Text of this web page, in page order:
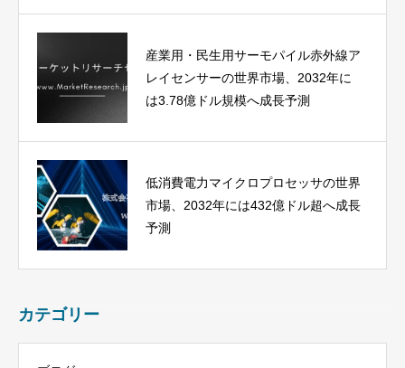
産業用・民生用サーモパイル赤外線ア
レイセンサーの世界市場、2032年に
は3.78億ドル規模へ成長予測
低消費電力マイクロプロセッサの世界
市場、2032年には432億ドル超へ成長
予測
カテゴリー